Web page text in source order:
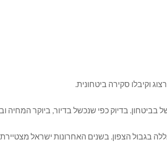
וקיבלו סקירה ביטחונית.
בביטחון. בדיוק כפי שנכשל בדיור, ביוקר
בגבול הצפון. בשנים האחרונות ישראל